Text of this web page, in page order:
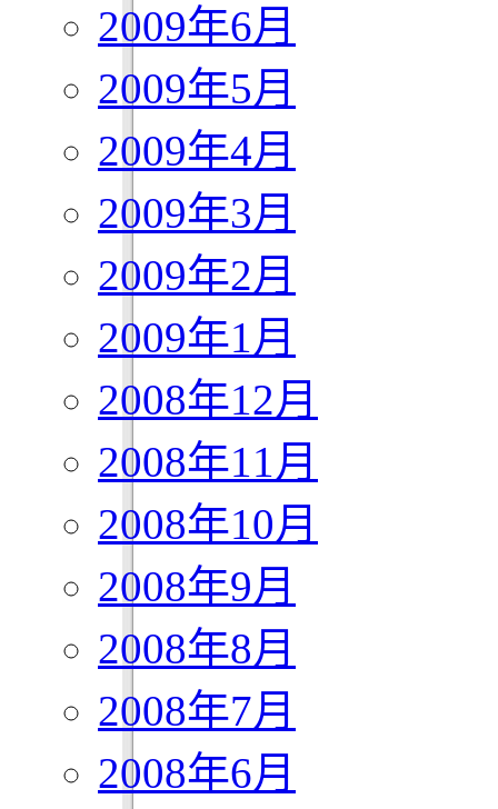
2009年6月
2009年5月
2009年4月
2009年3月
2009年2月
2009年1月
2008年12月
2008年11月
2008年10月
2008年9月
2008年8月
2008年7月
2008年6月